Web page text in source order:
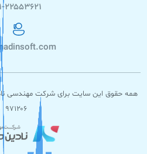
۰۲۱-
همه حقوق این سایت برای شرکت مهندسی
۹۷۱۲۰۶